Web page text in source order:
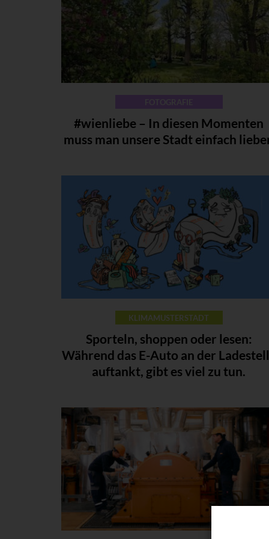
#wienliebe – In diesen Momenten
muss man unsere Stadt einfach
KLIMAMUSTERSTADT
Sporteln, shoppen oder lesen:
Während das E-Auto an der
auftankt, gibt es viel zu tun.